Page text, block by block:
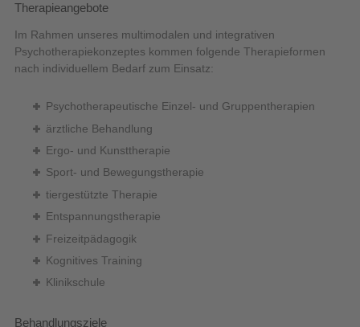
Therapieangebote
Im Rahmen unseres multimodalen und integrativen
Psychotherapiekonzeptes kommen folgende Therapieformen
nach individuellem Bedarf zum Einsatz:
Psychotherapeutische Einzel- und Gruppentherapien
ärztliche Behandlung
Ergo- und Kunsttherapie
Sport- und Bewegungstherapie
tiergestützte Therapie
Entspannungstherapie
Freizeitpädagogik
Kognitives Training
Klinikschule
Behandlungsziele